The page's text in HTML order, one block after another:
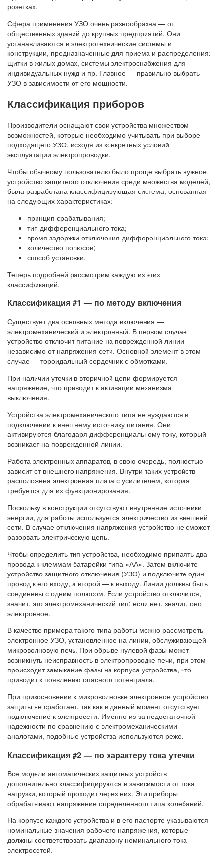
розетках.
Сфера применения УЗО очень разнообразна — от
общественных зданий до крупных предприятий. Они
устанавливаются в электротехнические системы и
конструкции, предназначенные для приема и распределения:
щитки в жилых домах, системы электроснабжения для
индивидуальных нужд и пр. Главное — правильно выбрать
УЗО в зависимости от его мощности.
Классификация приборов
Производители оснащают свои устройства множеством
возможностей, которые необходимо учитывать при выборе
подходящего УЗО, исходя из конкретных условий
эксплуатации электропроводки.
Чтобы обычному пользователю было проще выбрать нужное
устройство защитного отключения среди множества моделей,
была разработана классифицирующая система, основанная
на следующих характеристиках:
принцип срабатывания;
тип дифференциального тока;
время задержки отключения дифференциального тока;
количество полюсов;
способ установки.
Теперь подробней рассмотрим каждую из этих
классификаций.
Классификация #1 — по методу включения
Существует два основных метода включения —
электромеханический и электронный. В первом случае
устройство отключит питание на поврежденной линии
независимо от напряжения сети. Основной элемент в этом
случае — тороидальный сердечник с обмотками.
При наличии утечки в вторичной цепи формируется
напряжение, что приводит к активации механизма
выключения.
Устройства электромеханического типа не нуждаются в
подключении к внешнему источнику питания. Они
активируются благодаря дифференциальному току, который
возникает на поврежденной линии.
Работа электронных аппаратов, в свою очередь, полностью
зависит от внешнего напряжения. Внутри таких устройств
расположена электронная плата с усилителем, которая
требуется для их функционирования.
Поскольку в конструкции отсутствуют внутренние источники
энергии, для работы используется электричество из внешней
сети. В случае отключения напряжения устройство не сможет
разорвать электрическую цепь.
Чтобы определить тип устройства, необходимо припаять два
провода к клеммам батарейки типа «АА». Затем включите
устройство защитного отключения (УЗО) и подключите один
провод к его входу, а второй — к выходу. Линии должны быть
соединены с одним полюсом. Если устройство отключится,
значит, это электромеханический тип; если нет, значит, оно
электронное.
В качестве примера такого типа работы можно рассмотреть
электронное УЗО, установленное на линии, обслуживающей
микроволновую печь. При обрыве нулевой фазы может
возникнуть неисправность в электропроводке печи, при этом
происходит замыкание фазы на корпуса устройства, что
приводит к появлению опасного потенциала.
При прикосновении к микроволновке электронное устройство
защиты не сработает, так как в данный момент отсутствует
подключение к электросети. Именно из-за недостаточной
надежности по сравнению с электромеханическими
аналогами, подобные устройства используются реже.
Классификация #2 — по характеру тока утечки
Все модели автоматических защитных устройств
дополнительно классифицируются в зависимости от тока
нагрузки, который проходит через них. Эти приборы
обрабатывают напряжение определенного типа колебаний.
На корпусе каждого устройства и в его паспорте указываются
номинальные значения рабочего напряжения, которые
должны соответствовать диапазону номинального тока
электросетей.